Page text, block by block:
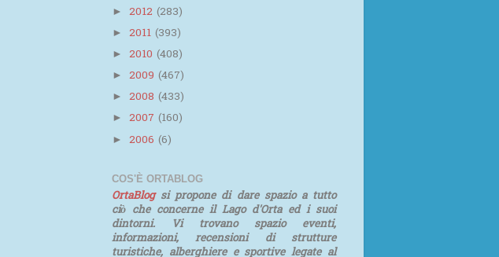
► 2012 (283)
► 2011 (393)
► 2010 (408)
► 2009 (467)
► 2008 (433)
► 2007 (160)
► 2006 (6)
COS'È ORTABLOG
OrtaBlog si propone di dare spazio a tutto
ciò che concerne il Lago d'Orta ed i suoi
dintorni. Vi trovano spazio eventi,
informazioni, recensioni di strutture
turistiche, alberghiere e sportive legate al